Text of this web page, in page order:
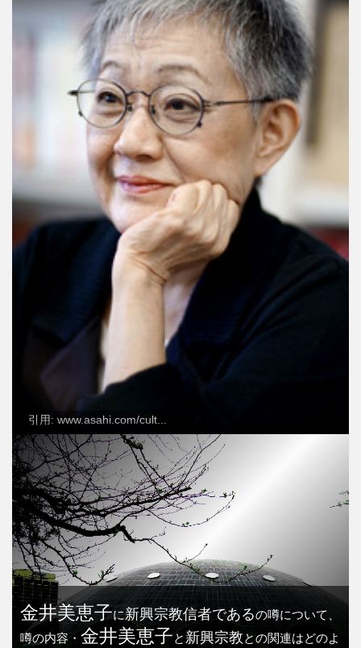
引用: www.asahi.com/cult...
金井美恵子に新興宗教信者であるの噂について、
噂の内容・ 金井美恵子と 新興宗教との関連はどのよ